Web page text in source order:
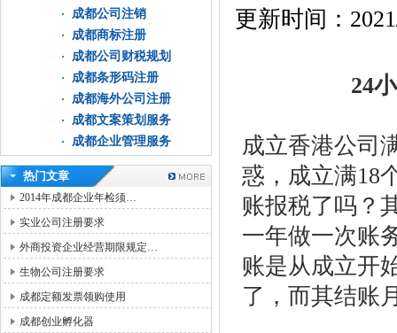
成都公司注销
成都商标注册
成都公司财税规划
成都条形码注册
成都海外公司注册
成都文案策划服务
成都企业管理服务
热门文章
2014年成都企业年检须…
实业公司注册要求
外商投资企业经营期限规定…
生物公司注册要求
成都定额发票领购使用
成都创业孵化器
更新时间：
24
成立香港公司
惑，成立满18
账报税了吗？
一年做一次账
账是从成立开
了，而其结账